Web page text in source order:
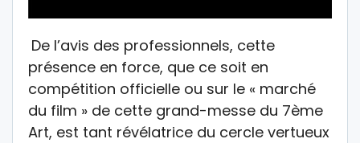
De l’avis des professionnels, cette
présence en force, que ce soit en
compétition officielle ou sur le « marché
du film » de cette grand-messe du 7ème
Art, est tant révélatrice du cercle vertueux